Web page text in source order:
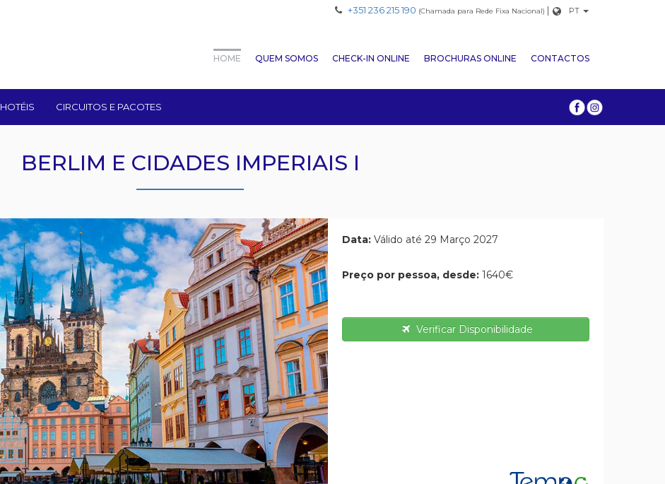
+351 236 215 190 (Chamada para Rede Fixa Nacional) | PT
HOME QUEM SOMOS CHECK-IN ONLINE BROCHURAS ONLINE CONTACTOS
HOTÉIS CIRCUITOS E PACOTES
BERLIM E CIDADES IMPERIAIS I
Data: Válido até 29 Março 2027
Preço por pessoa, desde: 1640€
Verificar Disponibilidade